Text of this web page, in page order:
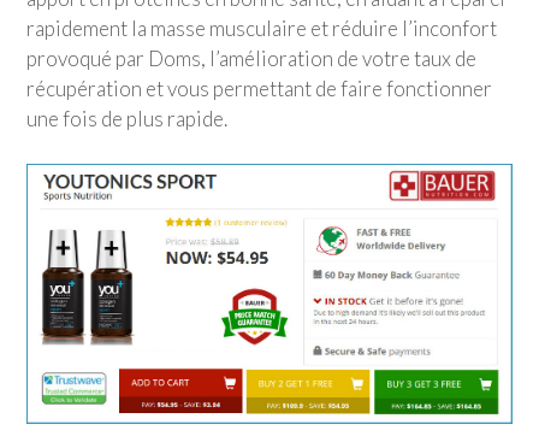
rapidement la masse musculaire et réduire l’inconfort
provoqué par Doms, l’amélioration de votre taux de
récupération et vous permettant de faire fonctionner
une fois de plus rapide.